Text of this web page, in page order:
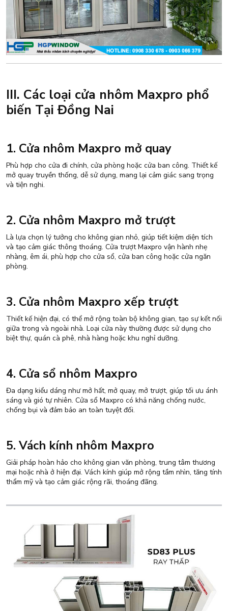
III. Các loại cửa nhôm Maxpro phổ
biến Tại Đồng Nai
1. Cửa nhôm Maxpro mở quay
Phù hợp cho cửa đi chính, cửa phòng hoặc cửa ban công. Thiết kế
mở quay truyền thống, dễ sử dụng, mang lại cảm giác sang trọng
và tiện nghi.
2. Cửa nhôm Maxpro mở trượt
Là lựa chọn lý tưởng cho không gian nhỏ, giúp tiết kiệm diện tích
và tạo cảm giác thông thoáng. Cửa trượt Maxpro vận hành nhẹ
nhàng, êm ái, phù hợp cho cửa sổ, cửa ban công hoặc cửa ngăn
phòng.
3. Cửa nhôm Maxpro xếp trượt
Thiết kế hiện đại, có thể mở rộng toàn bộ không gian, tạo sự kết nối
giữa trong và ngoài nhà. Loại cửa này thường được sử dụng cho
biệt thự, quán cà phê, nhà hàng hoặc khu nghỉ dưỡng.
4. Cửa sổ nhôm Maxpro
Đa dạng kiểu dáng như mở hất, mở quay, mở trượt, giúp tối ưu ánh
sáng và gió tự nhiên. Cửa sổ Maxpro có khả năng chống nước,
chống bụi và đảm bảo an toàn tuyệt đối.
5. Vách kính nhôm Maxpro
Giải pháp hoàn hảo cho không gian văn phòng, trung tâm thương
mại hoặc nhà ở hiện đại. Vách kính giúp mở rộng tầm nhìn, tăng tính
thẩm mỹ và tạo cảm giác rộng rãi, thoáng đãng.